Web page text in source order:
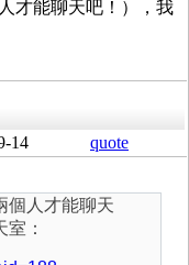
才能聊天吧！），我
14 quote
個人才能聊天
：